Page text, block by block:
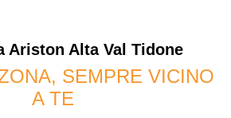
Ariston Alta Val Tidone
SEMPRE VICINO
A TE